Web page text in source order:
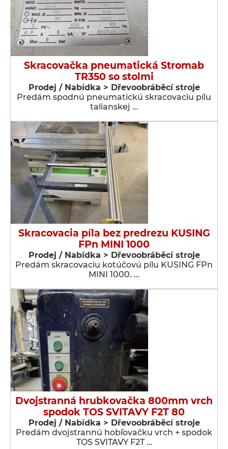
Skracovačka pneumatická Stromab
TR350 so stolmi
Prodej / Nabídka > Dřevoobráběcí stroje
Predám spodnú pneumatickú skracovaciu pílu
talianskej …
Skracovacia píla bez predrezu KUSING
FPn MINI 1000
Prodej / Nabídka > Dřevoobráběcí stroje
Predám skracovaciu kotúčovú pílu KUSING FPn
MINI 1000. …
Dvojstranná hrubkovačka 800mm vrch
spodok TOS SVITAVY F2T 80
Prodej / Nabídka > Dřevoobráběcí stroje
Predám dvojstrannú hobľovačku vrch + spodok
TOS SVITAVY F2T …